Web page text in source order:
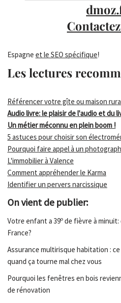
Espagne et le SEO spécifique!
Les lectures
Référencer votre gîte ou maison
Audio livre: le plaisir de l'audio et du
Un métier méconnu en plein boom !
5 astuces pour choisir son
Pourquoi faire appel à un
L'immobilier à Valence
Comment appréhender le Karma
Identifier un pervers narcissique
On vient de publier:
Votre enfant a 39º de fièvre à
France?
Assurance multirisque habitation :
quand ça tourne mal chez vous
Pourquoi les fenêtres en bois
de rénovation